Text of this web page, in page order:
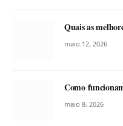
Quais as
maio 12, 2026
Como
maio 8, 2026